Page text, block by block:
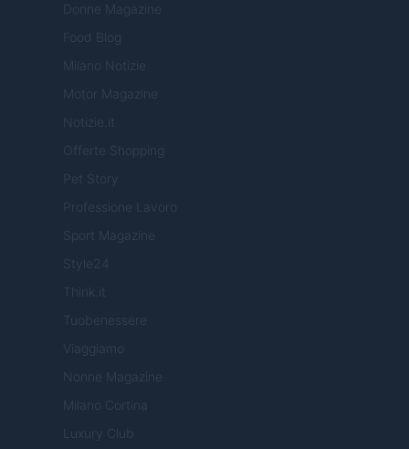
Donne Magazine
Food Blog
Milano Notizie
Motor Magazine
Notizie.it
Offerte Shopping
Pet Story
Professione Lavoro
Sport Magazine
Style24
Think.it
Tuobenessere
Viaggiamo
Nonne Magazine
Milano Cortina
Luxury Club